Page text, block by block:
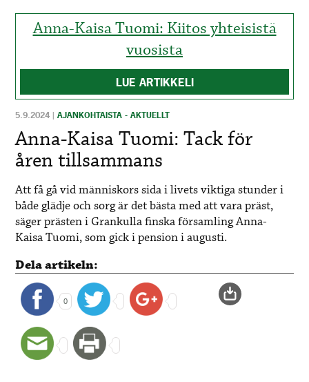
Anna-Kaisa Tuomi: Kiitos yhteisistä
vuosista
LUE ARTIKKELI
5.9.2024 |AJANKOHTAISTA - AKTUELLT
Anna-Kaisa Tuomi: Tack för
åren tillsammans
Att få gå vid människors sida i livets viktiga stunder i
både glädje och sorg är det bästa med att vara präst,
säger prästen i Grankulla finska församling Anna-
Kaisa Tuomi, som gick i pension i augusti.
Dela artikeln:
0